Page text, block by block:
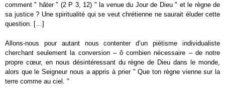
comment " hâter " (2 P 3, 12) " la venue du Jour de Dieu " et le règne de
sa justice ? Une spiritualité qui se veut chrétienne ne saurait éluder cette
question. […]
Allons-nous pour autant nous contenter d’un piétisme individualiste
cherchant seulement la conversion – ô combien nécessaire – de notre
propre cœur, en nous désintéressant du règne de Dieu dans le monde,
alors que le Seigneur nous a appris à prier " Que ton règne vienne sur la
terre comme au ciel. "